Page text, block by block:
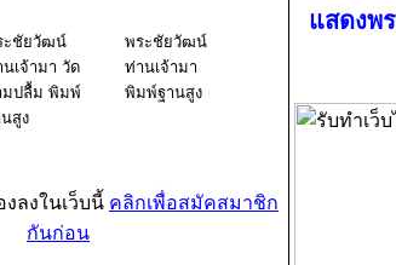
ะชัยวัฒน์
เจ้ามา วัด
มปลื้ม พิมพ์
สูง
พระชัยวัฒน์
ท่านเจ้ามา
พิมพ์ฐานสูง
ลงในเว็บนี้ คลิกเพื่อสมัคสมาชิก
กันก่อน